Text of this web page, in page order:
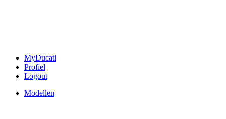
MyDucati
Profiel
Logout
Modellen